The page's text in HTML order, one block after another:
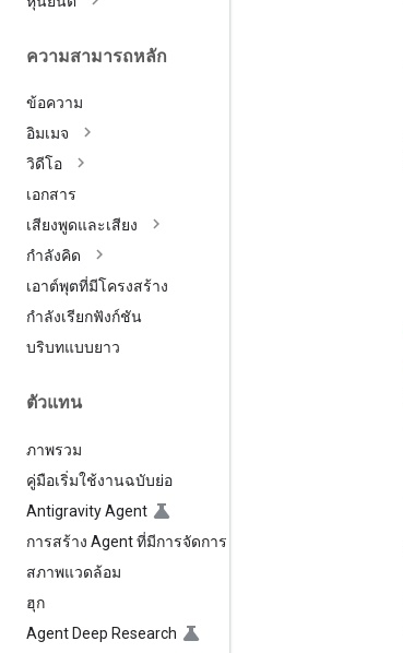
ความสามารถหลัก
ข้อความ
อิมเมจ
วิดีโอ
เอกสาร
เสียงพูดและเสียง
กำลังคิด
เอาต์พุตที่มีโครงสร้าง
กำลังเรียกฟังก์ชัน
บริบทแบบยาว
ตัวแทน
ภาพรวม
คู่มือเริ่มใช้งานฉบับย่อ
Antigravity Agent
การสร้าง Agent ที่มีการจัดการ
สภาพแวดล้อม
ฮุก
Agent Deep Research